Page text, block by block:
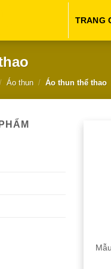
TRANG
/ Áo thun / Áo thun thể thao